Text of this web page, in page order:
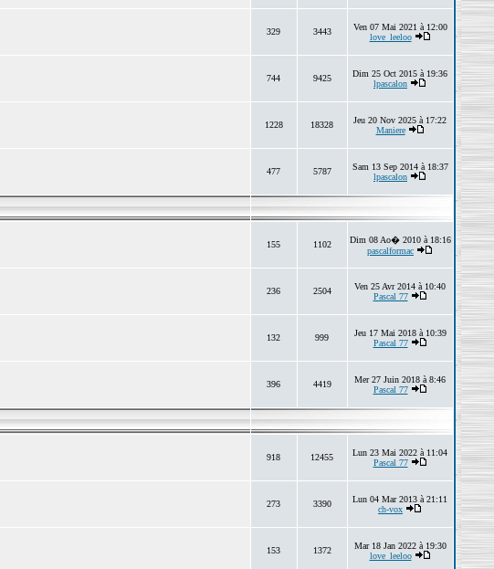
329 3443
Ven 07 Mai 2021 à 12:00
love_leeloo
744 9425
Dim 25 Oct 2015 à 19:36
lpascalon
1228 18328
Jeu 20 Nov 2025 à 17:22
Maniere
477 5787
Sam 13 Sep 2014 à 18:37
lpascalon
155 1102
Dim 08 Ao� 2010 à 18:16
pascalformac
236 2504
Ven 25 Avr 2014 à 10:40
Pascal 77
132 999
Jeu 17 Mai 2018 à 10:39
Pascal 77
396 4419
Mer 27 Juin 2018 à 8:46
Pascal 77
918 12455
Lun 23 Mai 2022 à 11:04
Pascal 77
273 3390
Lun 04 Mar 2013 à 21:11
ch-vox
153 1372
Mar 18 Jan 2022 à 19:30
love_leeloo